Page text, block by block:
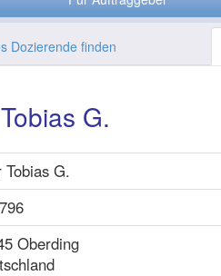
Dozierende finden
G.
Tobias G.
Oberding